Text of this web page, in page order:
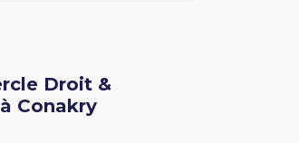
Droit &
Conakry